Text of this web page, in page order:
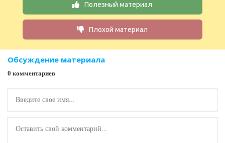
Полезный материал
Плохой материал
Обсуждение материала
0 комментариев